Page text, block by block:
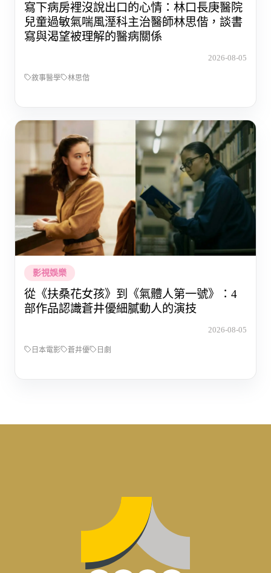
寫下病房裡沒說出口的心情：林口長庚醫院
兒童過敏氣喘風溼科主治醫師林思偕，談書
寫與渴望被理解的醫病關係
2026-08-05
敘事醫學 林思偕
影視娛樂
從《扶桑花女孩》到《氣體人第一號》：4
部作品認識蒼井優細膩動人的演技
2026-08-05
日本電影 蒼井優 日劇